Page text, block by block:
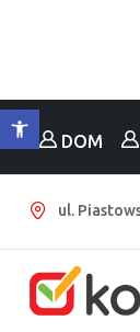
DOM
ul.
Otwórz pasek narzędzi